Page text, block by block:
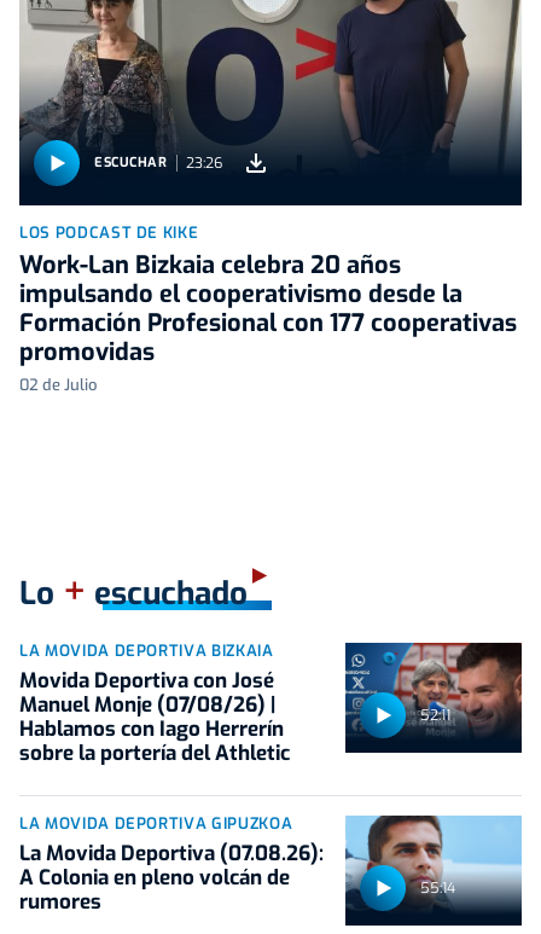
ESCUCHAR 23:26
LOS PODCAST DE KIKE
Work-Lan Bizkaia celebra 20 años
impulsando el cooperativismo desde la
Formación Profesional con 177 cooperativas
promovidas
02 de Julio
Lo + escuchado
52:11
LA MOVIDA DEPORTIVA BIZKAIA
Movida Deportiva con José
Manuel Monje (07/08/26) |
Hablamos con Iago Herrerín
sobre la portería del Athletic
55:14
LA MOVIDA DEPORTIVA GIPUZKOA
La Movida Deportiva (07.08.26):
A Colonia en pleno volcán de
rumores